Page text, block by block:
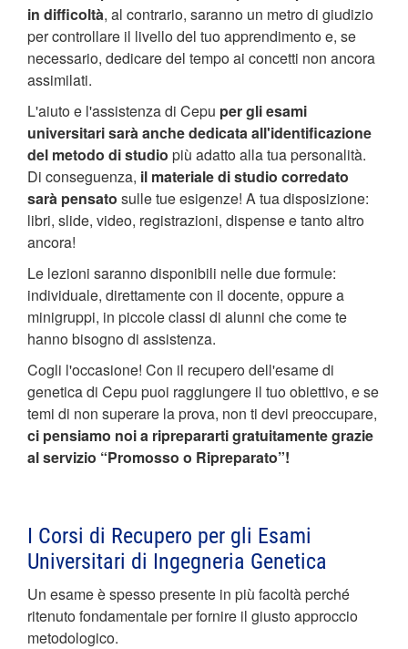
in difficoltà, al contrario, saranno un metro di giudizio
per controllare il livello del tuo apprendimento e, se
necessario, dedicare del tempo ai concetti non ancora
assimilati.
L'aiuto e l'assistenza di Cepu per gli esami
universitari sarà anche dedicata all'identificazione
del metodo di studio più adatto alla tua personalità.
Di conseguenza, il materiale di studio corredato
sarà pensato sulle tue esigenze! A tua disposizione:
libri, slide, video, registrazioni, dispense e tanto altro
ancora!
Le lezioni saranno disponibili nelle due formule:
individuale, direttamente con il docente, oppure a
minigruppi, in piccole classi di alunni che come te
hanno bisogno di assistenza.
Cogli l'occasione! Con il recupero dell'esame di
genetica di Cepu puoi raggiungere il tuo obiettivo, e se
temi di non superare la prova, non ti devi preoccupare,
ci pensiamo noi a riprepararti gratuitamente grazie
al servizio “Promosso o Ripreparato”!
I Corsi di Recupero per gli Esami
Universitari di Ingegneria Genetica
Un esame è spesso presente in più facoltà perché
ritenuto fondamentale per fornire il giusto approccio
metodologico.